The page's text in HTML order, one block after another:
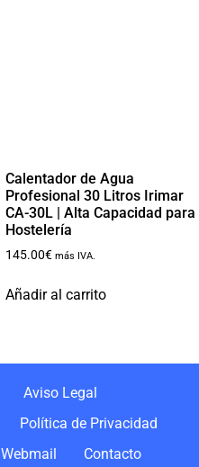
Calentador de Agua
Profesional 30 Litros Irimar
CA-30L | Alta Capacidad para
Hostelería
145.00€ más IVA.
Añadir al carrito
Aviso Legal
Política de Privacidad
Webmail Contacto